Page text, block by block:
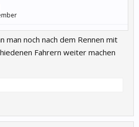
man noch nach dem Rennen mit
Fahrern weiter machen